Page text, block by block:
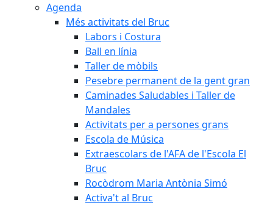
Agenda
Més activitats del Bruc
Labors i Costura
Ball en línia
Taller de mòbils
Pesebre permanent de la gent gran
Caminades Saludables i Taller de
Mandales
Activitats per a persones grans
Escola de Música
Extraescolars de l'AFA de l'Escola El
Bruc
Rocòdrom Maria Antònia Simó
Activa't al Bruc